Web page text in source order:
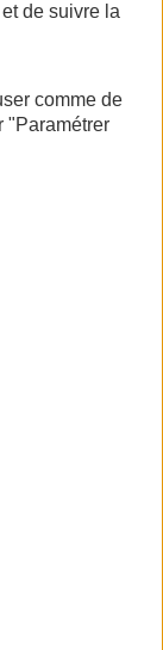
de suivre la
comme de
"Paramétrer